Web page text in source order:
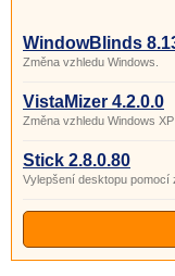
WindowBlinds
Změna vzhledu Windows.
VistaMizer 4.2.0.0
Změna vzhledu Windows XP
Stick 2.8.0.80
Vylepšení desktopu pomocí